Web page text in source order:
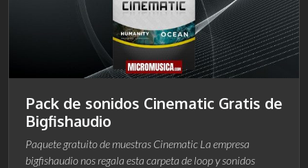
Pack de sonidos Cinematic Gratis de
Bigfishaudio
Paquete gratuito de muestras Cinematic La empresa
bigfishaudio nos regala esta carpeta de loop y sonidos